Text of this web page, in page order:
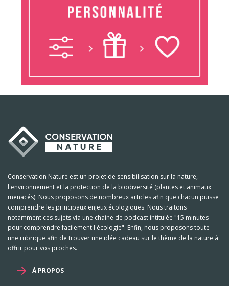
Conservation Nature est un projet de sensibilisation sur la nature,
l'environnement et la protection de la biodiversité (plantes et animaux
menacés). Nous proposons de nombreux articles afin que chacun puisse
comprendre les principaux enjeux écologiques. Nous traitons
notamment ces sujets via une chaine de podcast intitulée "15 minutes
pour comprendre facilement l'écologie". Enfin, nous proposons toute
une rubrique afin de trouver une idée cadeau sur le thème de la nature à
offrir pour vos proches.
À PROPOS